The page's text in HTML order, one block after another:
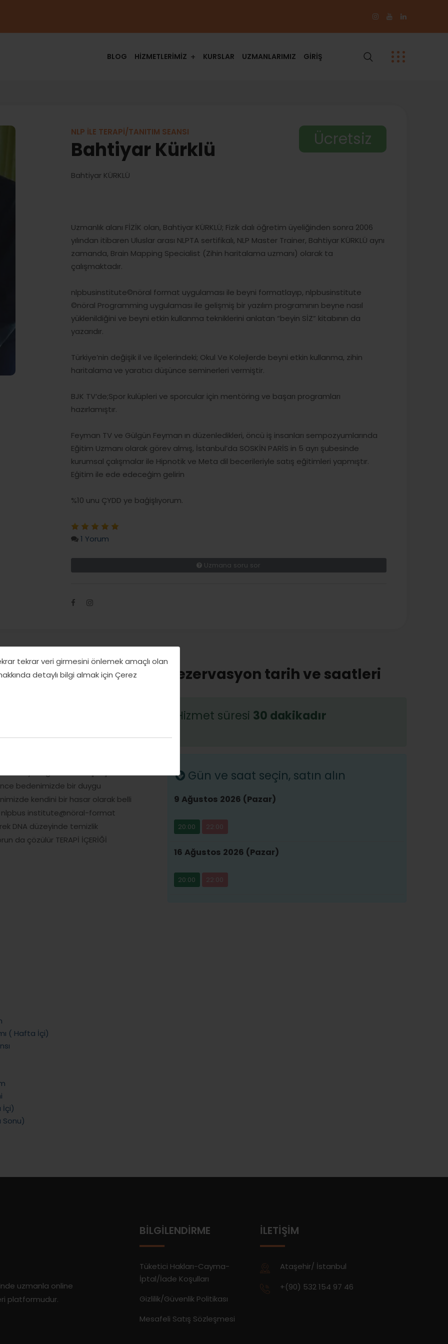
tekrar veri girmesini önlemek amaçlı olan
detaylı bilgi almak için Çerez
BLOG HİZMETLERİMİZ KURSLAR UZMANLARIMIZ GİRİŞ
NLP İLE TERAPİ/TANITIM SEANSI
Bahtiyar Kürklü Ücretsiz
Bahtiyar KÜRKLÜ
Uzmanlık alanı FİZİK olan, Bahtiyar KÜRKLÜ; Fizik dalı öğretim üyeliğinden sonra 2006
yılından itibaren Uluslar arası NLPTA sertifikalı, NLP Master Trainer, Bahtiyar KÜRKLÜ aynı
zamanda, Brain Mapping Specialist (Zihin haritalama uzmanı) olarak ta
çalışmaktadır.
nlpbusinstitute©nöral format uygulaması ile beyni formatlayıp, nlpbusinstitute
©nöral Programming uygulaması ile gelişmiş bir yazılım programının beyne nasıl
yüklenildiğini ve beyni etkin kullanma tekniklerini anlatan “beyin SİZ” kitabının da
yazarıdır.
Türkiye’nin değişik il ve ilçelerindeki; Okul Ve Kolejlerde beyni etkin kullanma, zihin
haritalama ve yaratıcı düşünce seminerleri vermiştir.
BJK TV‘de;Spor kulüpleri ve sporcular için mentöring ve başarı programları
hazırlamıştır.
Feyman TV ve Gülgün Feyman ın düzenledikleri, öncü iş insanları sempozyumlarında
Eğitim Uzmanı olarak görev almış, İstanbul’da SOSKİN PARİS in 5 ayrı şubesinde
kurumsal çalışmalar ile Hipnotik ve Meta dil becerileriyle satış eğitimleri yapmıştır.
Eģitim ile ede edeceģim gelirin
%10 unu ÇYDD ye baģişlıyorum.
1 Yorum
Uzmana soru sor
karşılaşabilirler.Bu
bir duygu oluştururlar.
Vücudumuzda
Her duygunun
bedenimizde bir duygu
kendini bir hasar olarak belli
nlpbus institute@nöral-format
DNA düzeyinde temizlik
da çözülür TERAPİ İÇERİĞİ
( Hafta İçi)
İçi)
Sonu)
Rezervasyon tarih ve saatleri
Hizmet süresi 30 dakikadır
Gün ve saat seçin, satın alın
9 Ağustos 2026 (Pazar)
20:00 22:00
16 Ağustos 2026 (Pazar)
20:00 22:00
uzmanla online
platformudur.
BILGILENDIRME
Tüketici Hakları-Cayma-
İptal/İade Koşulları
Gizlilik/Güvenlik Politikası
Mesafeli Satış Sözleşmesi
İLETIŞIM
Ataşehir/ İstanbul
+(90) 532 154 97 46